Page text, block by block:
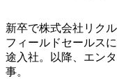
新卒で株式会社リク
フィールドセールス
途入社。以降、エン
事。